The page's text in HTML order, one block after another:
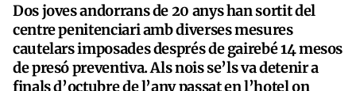
Dos joves andorrans de 20 anys han sortit del
centre penitenciari amb diverses mesures
cautelars imposades després de gairebé 14 mesos
de presó preventiva. Als nois se’ls va detenir a
finals d’octubre de l’any passat en l’hotel on